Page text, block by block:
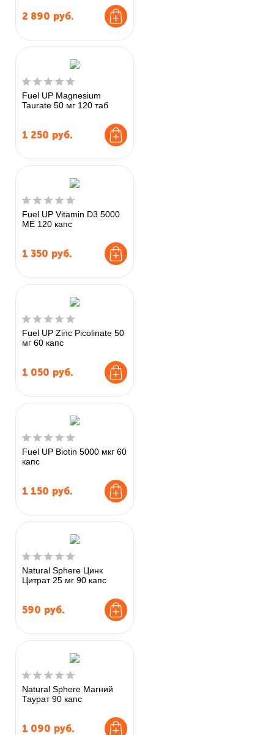
2 890 руб.
Fuel UP Magnesium
Taurate 50 мг 120 таб
1 250 руб.
Fuel UP Vitamin D3 5000
МЕ 120 капс
1 350 руб.
Fuel UP Zinc Picolinate 50
мг 60 капс
1 050 руб.
Fuel UP Biotin 5000 мкг 60
капс
1 150 руб.
Natural Sphere Цинк
Цитрат 25 мг 90 капс
590 руб.
Natural Sphere Магний
Таурат 90 капс
1 090 руб.